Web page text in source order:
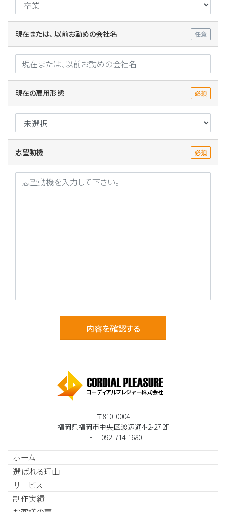
現在または、 以前お勤めの会社名 任意
現在の雇用形態 必須
志望動機 必須
内容を確認する
〒810-0004
福岡県福岡市中央区渡辺通4-2-27 2F
TEL : 092-714-1680
ホーム
選ばれる理由
サービス
制作実績